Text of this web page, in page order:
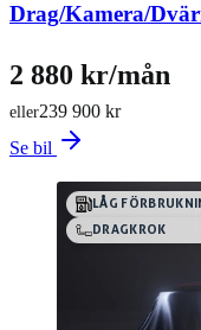
Drag/Kamera/
239 900 kr
eller
2 880 kr/mån
Se bil
LÅG
DRAGKROK